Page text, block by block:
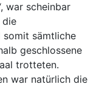
war scheinbar
die
sämtliche
geschlossene
trotteten.
war natürlich die